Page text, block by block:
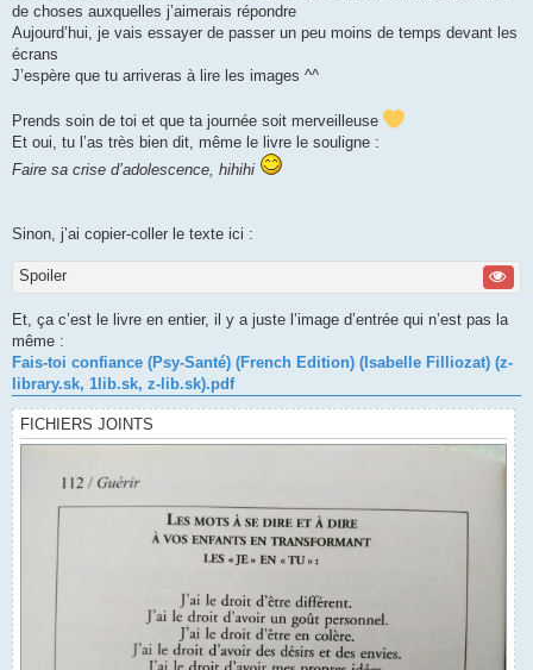
a
g
de choses auxquelles j’aimerais répondre
Aujourd’hui, je vais essayer de passer un peu moins de temps devant les
écrans
J’espère que tu arriveras à lire les images ^^
Prends soin de toi et que ta journée soit merveilleuse
Et oui, tu l’as très bien dit, même le livre le souligne :
Faire sa crise d’adolescence, hihihi
Sinon, j’ai copier-coller le texte ici :
Spoiler
Et, ça c’est le livre en entier, il y a juste l’image d’entrée qui n’est pas la
même :
Fais-toi confiance (Psy-Santé) (French Edition) (Isabelle Filliozat) (z-
library.sk, 1lib.sk, z-lib.sk).pdf
FICHIERS JOINTS